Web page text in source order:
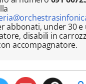
abbonati, under 30 e
disabili in
accompagnatore.